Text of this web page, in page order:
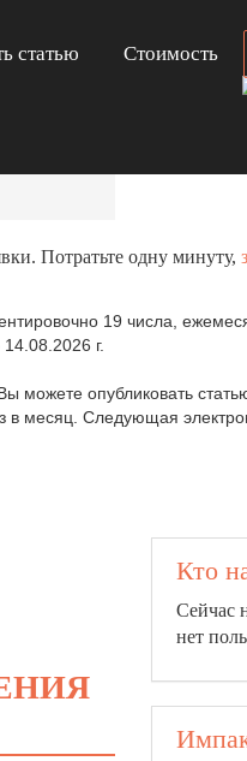
статью Стоимость
Потратьте одну минуту,
19 числа,
г.
опубликовать
в месяц. Следующая
Кто
Сейчас
нет